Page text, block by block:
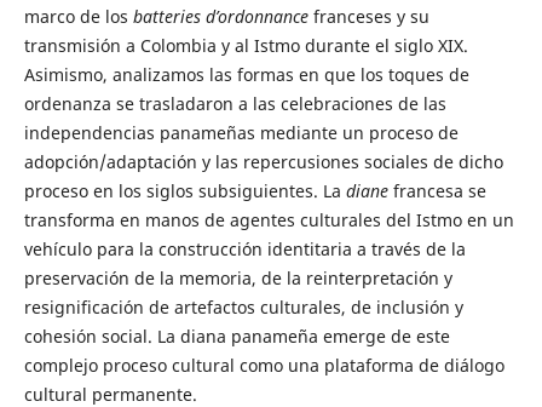
marco de los batteries d’ordonnancefranceses y su
transmisión a Colombia y al Istmo durante el siglo XIX.
Asimismo, analizamos las formas en que los toques de
ordenanza se trasladaron a las celebraciones de las
independencias panameñas mediante un proceso de
adopción/adaptación y las repercusiones sociales de dicho
proceso en los siglos subsiguientes. La dianefrancesa se
transforma en manos de agentes culturales del Istmo en un
vehículo para la construcción identitaria a través de la
preservación de la memoria, de la reinterpretación y
resignificación de artefactos culturales, de inclusión y
cohesión social. La diana panameña emerge de este
complejo proceso cultural como una plataforma de diálogo
cultural permanente.